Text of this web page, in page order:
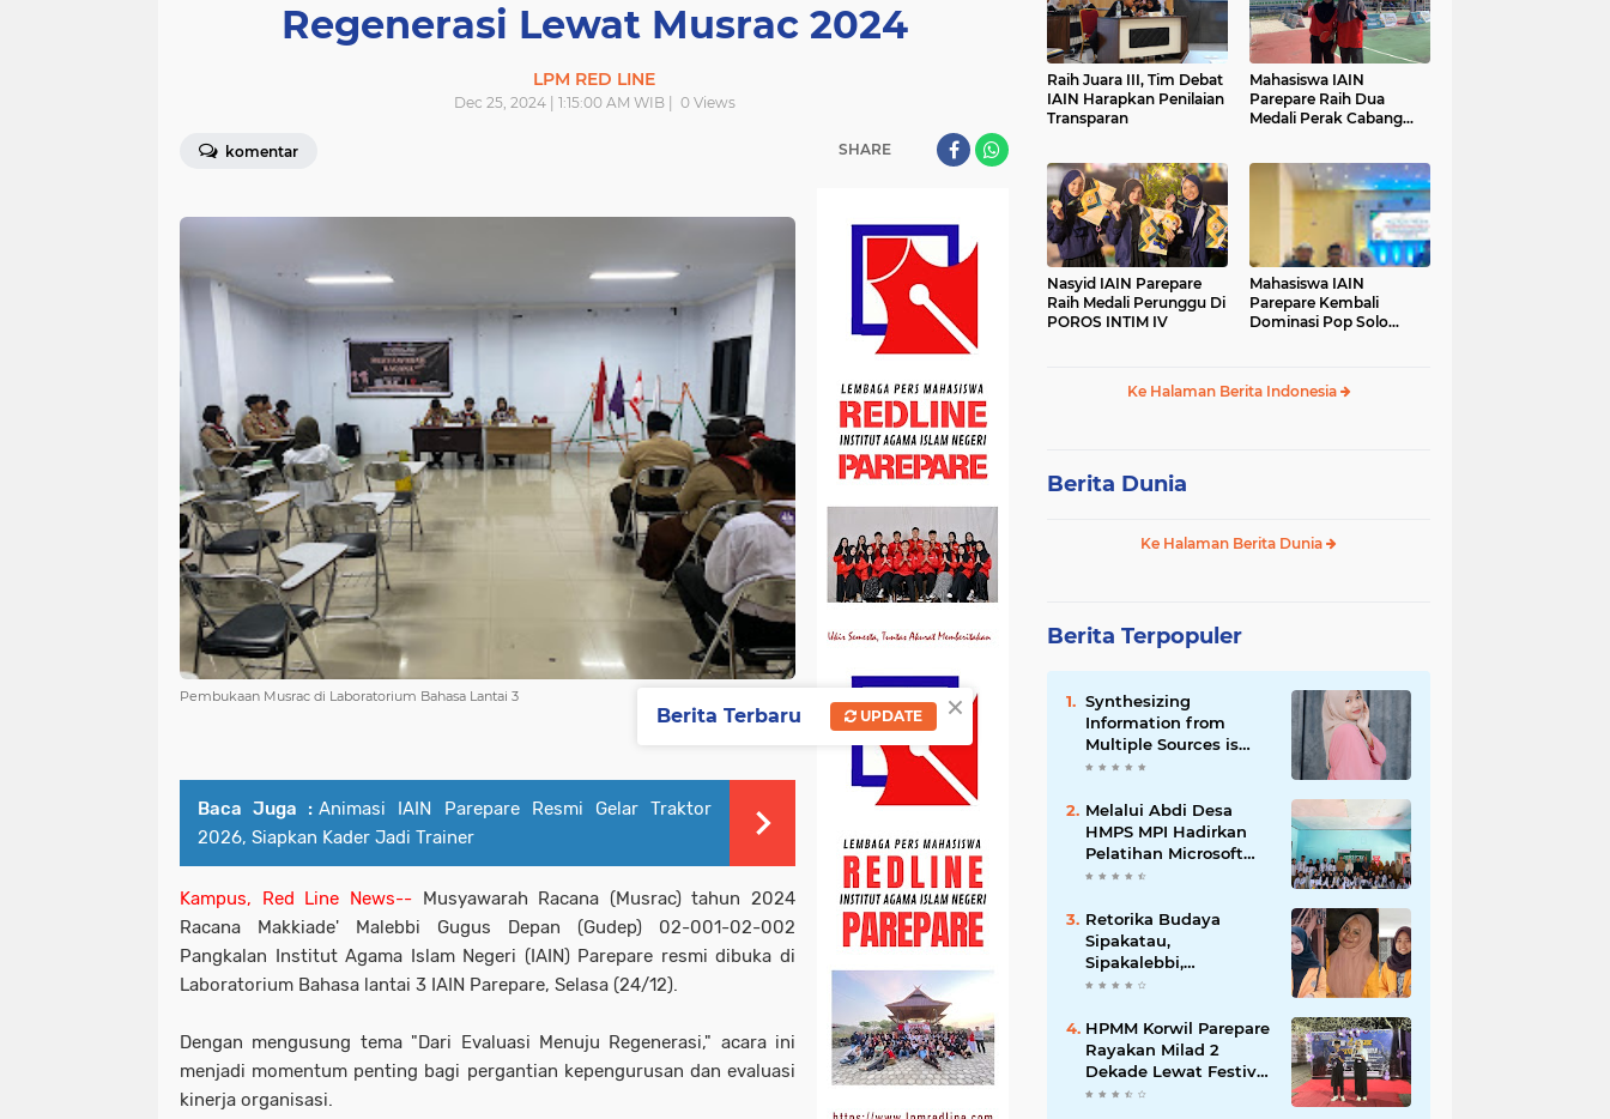
Regenerasi Lewat Musrac 2024
LPM RED LINE
Dec 25, 2024 | 1:15:00 AM WIB | 0Views
komentar SHARE
Pembukaan Musrac di Laboratorium Bahasa Lantai 3
Baca Juga : Animasi IAIN Parepare Resmi Gelar Traktor
2026, Siapkan Kader Jadi Trainer
Kampus, Red Line News--Musyawarah Racana (Musrac) tahun 2024
Racana Makkiade' Malebbi Gugus Depan (Gudep) 02-001-02-002
Pangkalan Institut Agama Islam Negeri (IAIN) Parepare resmi dibuka di
Laboratorium Bahasa lantai 3 IAIN Parepare, Selasa (24/12).
Dengan mengusung tema "Dari Evaluasi Menuju Regenerasi," acara ini
menjadi momentum penting bagi pergantian kepengurusan dan evaluasi
kinerja organisasi.
Raih Juara III, Tim Debat
IAIN Harapkan Penilaian
Transparan
Mahasiswa IAIN
Parepare Raih Dua
Medali Perak Cabang
Nasyid IAIN Parepare
Raih Medali Perunggu Di
POROS INTIM IV
Mahasiswa IAIN
Parepare Kembali
Dominasi Pop Solo
Ke Halaman Berita Indonesia
Berita Dunia
Ke Halaman Berita Dunia
Berita Terpopuler
Synthesizing
Information from
Multiple Sources is
Important
Melalui Abdi Desa
HMPS MPI Hadirkan
Pelatihan Microsoft
Office
Retorika Budaya
Sipakatau,
Sipakalebbi,
Sipakainge yang
Suku Bugis
HPMM Korwil Parepare
Rayakan Milad 2
Dekade Lewat Festival
Budaya
×
Berita Terbaru UPDATE